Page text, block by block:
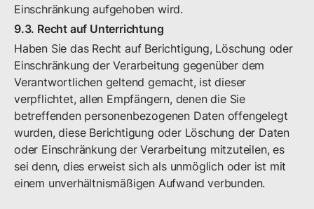
Einschränkung aufgehoben wird.
9.3. Recht auf Unterrichtung
Haben Sie das Recht auf Berichtigung, Löschung oder
Einschränkung der Verarbeitung gegenüber dem
Verantwortlichen geltend gemacht, ist dieser
verpflichtet, allen Empfängern, denen die Sie
betreffenden personenbezogenen Daten offengelegt
wurden, diese Berichtigung oder Löschung der Daten
oder Einschränkung der Verarbeitung mitzuteilen, es
sei denn, dies erweist sich als unmöglich oder ist mit
einem unverhältnismäßigen Aufwand verbunden.